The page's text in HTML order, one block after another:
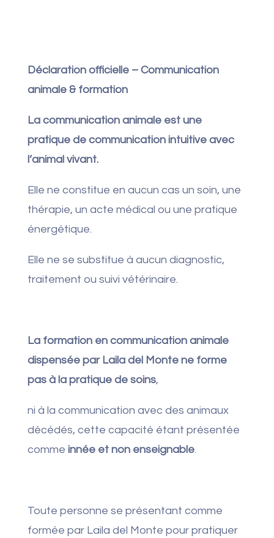
Déclaration officielle – Communication
animale & formation
La communication animale est une
pratique de communication intuitive avec
l’animal vivant.
Elle ne constitue en aucun cas un soin, une
thérapie, un acte médical ou une pratique
énergétique.
Elle ne se substitue à aucun diagnostic,
traitement ou suivi vétérinaire.
La formation en communication animale
dispensée par Laila del Monte ne forme
pas à la pratique de soins,
ni à la communication avec des animaux
décédés, cette capacité étant présentée
comme innée et non enseignable.
Toute personne se présentant comme
formée par Laila del Monte pour pratiquer